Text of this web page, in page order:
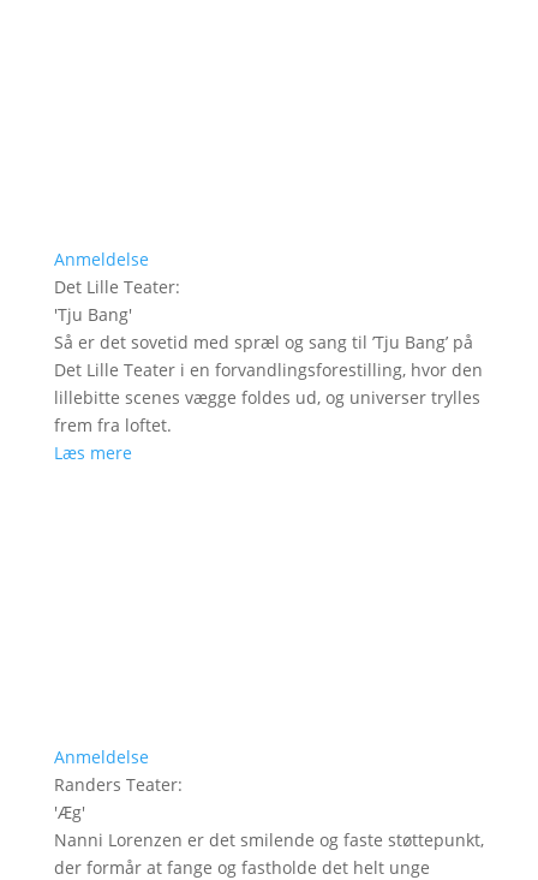
Anmeldelse
Det Lille Teater:
'Tju Bang'
Så er det sovetid med spræl og sang til ’Tju Bang’ på
Det Lille Teater i en forvandlingsforestilling, hvor den
lillebitte scenes vægge foldes ud, og universer trylles
frem fra loftet.
Læs mere
Anmeldelse
Randers Teater:
'Æg'
Nanni Lorenzen er det smilende og faste støttepunkt,
der formår at fange og fastholde det helt unge